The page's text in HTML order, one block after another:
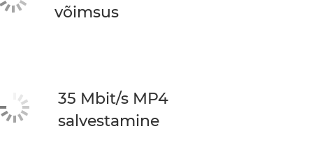
võimsus
35 Mbit/s MP4
salvestamine